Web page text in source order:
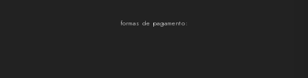
formas de pagamento: